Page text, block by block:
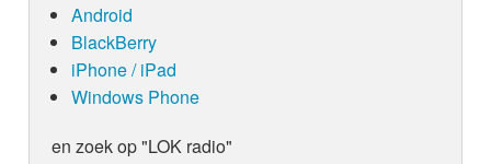
Android
BlackBerry
iPhone / iPad
Windows Phone
en zoek op "LOK radio"